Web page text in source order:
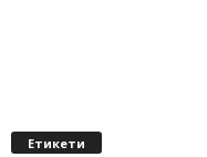
Етикети